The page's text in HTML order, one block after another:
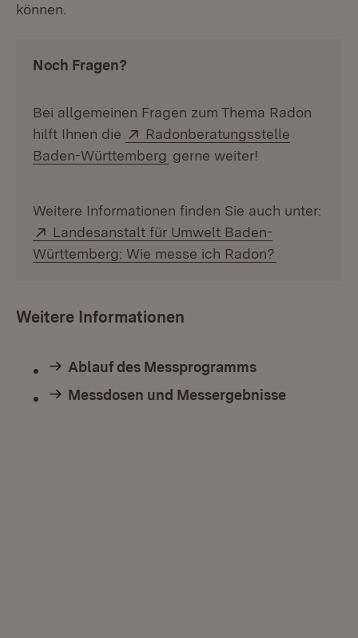
können.
Noch Fragen?
Bei allgemeinen Fragen zum Thema Radon
hilft Ihnen die
Extern:
Radonberatungsstelle
Baden-Württemberg (Öffnet in neuem Fenster)
gerne weiter!
Weitere Informationen finden Sie auch unter:
Extern:
Landesanstalt für Umwelt Baden-
Württemberg: Wie messe ich Radon?
Weitere Informationen
Ablauf des Messprogramms
Messdosen und Messergebnisse